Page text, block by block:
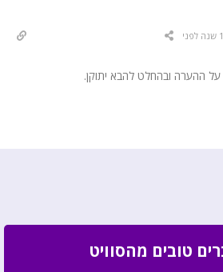
על ההערה ובהחלט להבא יתוקן.
טובים מהסוויט